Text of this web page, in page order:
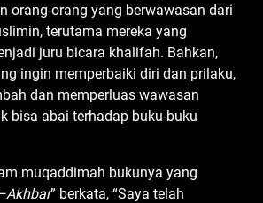
orang-orang yang berwawasan dari
terutama mereka yang
juru bicara khalifah. Bahkan,
ingin memperbaiki diri dan prilaku,
dan memperluas wawasan
bisa abai terhadap buku-buku
muqaddimah bukunya yang
Akhbar” berkata, “Saya telah